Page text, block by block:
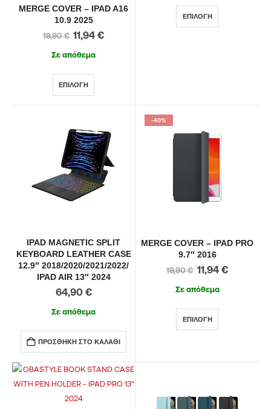
MERGE COVER – IPAD A16
10.9 2025
19,90€ 11,94€
Σε απόθεμα
ΕΠΙΛΟΓΉ
ΕΠΙΛΟΓΉ
IPAD MAGNETIC SPLIT
KEYBOARD LEATHER CASE
12.9″ 2018/2020/2021/2022/
IPAD AIR 13″ 2024
64,90 €
Σε απόθεμα
ΠΡΟΣΘΉΚΗ ΣΤΟ ΚΑΛΆΘΙ
-40%
MERGE COVER – IPAD PRO
9.7″ 2016
19,90€ 11,94 €
Σε απόθεμα
ΕΠΙΛΟΓΉ